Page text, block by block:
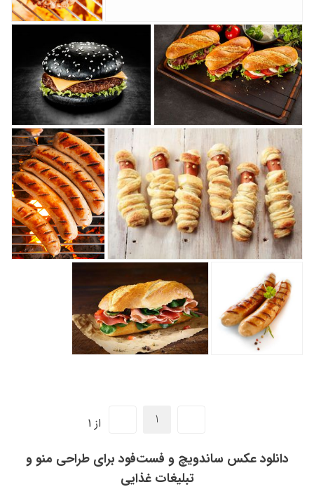
از 1
دانلود عکس ساندویچ و فست‌فود برای طراحی منو و
تبلیغات غذایی